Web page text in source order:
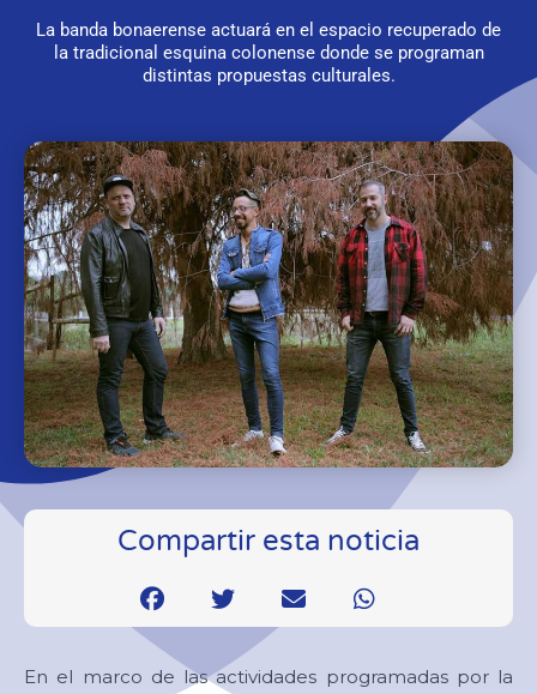
La banda bonaerense actuará en el espacio recuperado de
la tradicional esquina colonense donde se programan
distintas propuestas culturales.
Compartir esta noticia
En el marco de las actividades programadas por la